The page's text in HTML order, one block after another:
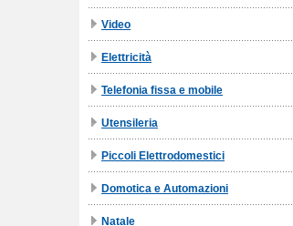
Video
Elettricità
Telefonia fissa e mobile
Utensileria
Piccoli Elettrodomestici
Domotica e Automazioni
Natale